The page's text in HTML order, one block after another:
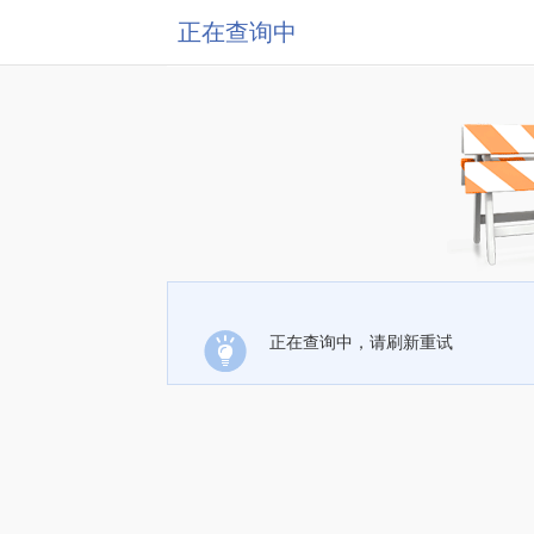
正在查询中
正在查询中，请刷新重试